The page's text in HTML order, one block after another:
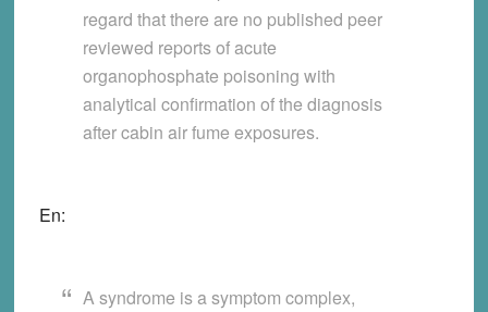
regard that there are no published peer
reviewed reports of acute
organophosphate poisoning with
analytical confirmation of the diagnosis
after cabin air fume exposures.
En:
A syndrome is a symptom complex,